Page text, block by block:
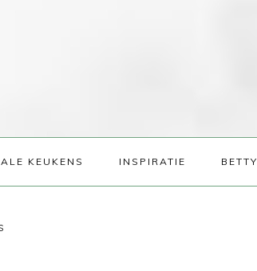
KEUKENS INSPIRATIE BETTY